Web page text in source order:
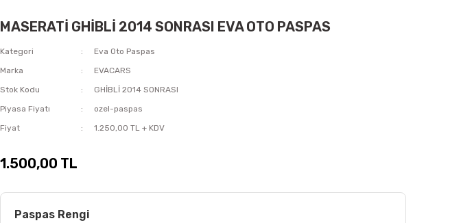
MASERATİ GHİBLİ 2014 SONRASI EVA OTO PASPAS
Kategori
Eva Oto Paspas
Marka
EVACARS
Stok Kodu
GHİBLİ 2014 SONRASI
Piyasa Fiyatı
ozel-paspas
Fiyat
1.250,00 TL + KDV
1.500,00 TL
Paspas Rengi